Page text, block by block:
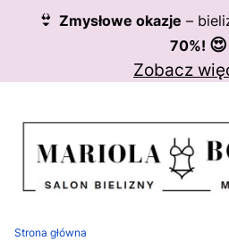
👙 Zmysłowe okazje –
70%! 😍
Zobacz
Strona główna